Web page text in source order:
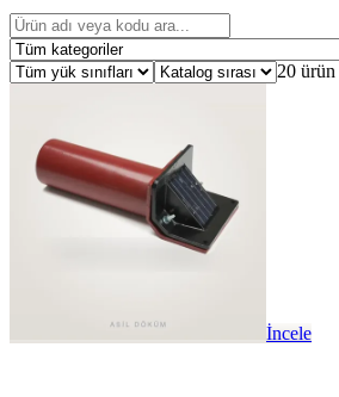
20
İncele